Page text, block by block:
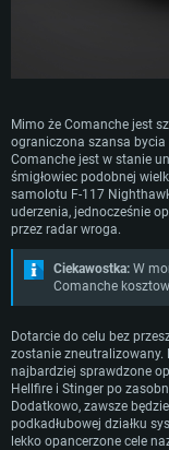
Karta graficzna: Karta
lepsza, Radeon RX 570
Połączenie sieciowe:
Dysk twardy: 62.2 GB
Karta graficzna: Radeon
Połączenie sieciowe:
Dysk twardy: 62.2 GB
Karta graficzna: NVIDIA
miesięcy) / podobna od
miesięcy) (minimalna
Połączenie sieciowe:
Dysk twardy: 62.2 GB
Mimo że Comanche jest
ograniczona szansa bycia
Comanche jest w stanie
śmigłowiec podobnej
samolotu F-117
uderzenia, jednocześnie
przez radar wroga.
Ciekawostka: W
Comanche
Dotarcie do celu bez
zostanie zneutralizowany.
najbardziej sprawdzone
Hellfire i Stinger po
Dodatkowo, zawsze
podkadłubowej działku
lekko opancerzone cele